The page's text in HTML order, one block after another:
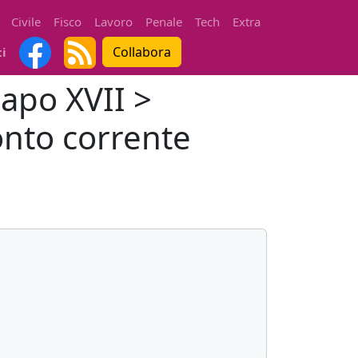
Civile Fisco Lavoro Penale Tech
Extra
Collabora
XVII >
corrente